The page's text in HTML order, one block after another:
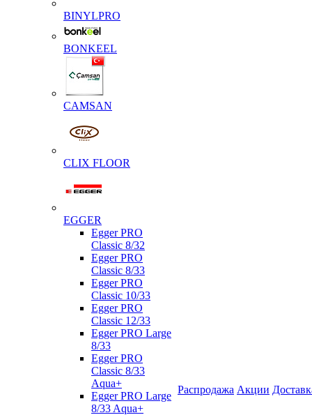
BINYLPRO
BONKEEL
CAMSAN
CLIX FLOOR
EGGER
Egger PRO
Classic 8/32
Egger PRO
Classic 8/33
Egger PRO
Classic 10/33
Egger PRO
Classic 12/33
Egger PRO Large
8/33
Egger PRO
Classic 8/33
Aqua+
Egger PRO Large
8/33 Aqua+
Распродажа Акции